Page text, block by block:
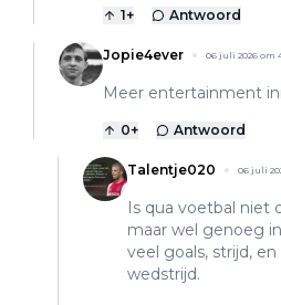
1+ Antwoord
Jopie4ever 06 juli 2026 om
Meer entertainment
0+ Antwoord
Talentje020 06 juli
Is qua voetbal niet
maar wel genoeg
veel goals, strijd,
wedstrijd.